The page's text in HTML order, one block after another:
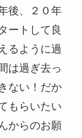
後、２０年
ートして良
るように過
は過ぎ去っ
ない！だか
もらいたい
からのお願